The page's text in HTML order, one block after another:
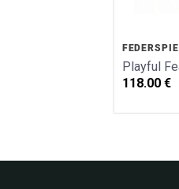
Playful
118.00€